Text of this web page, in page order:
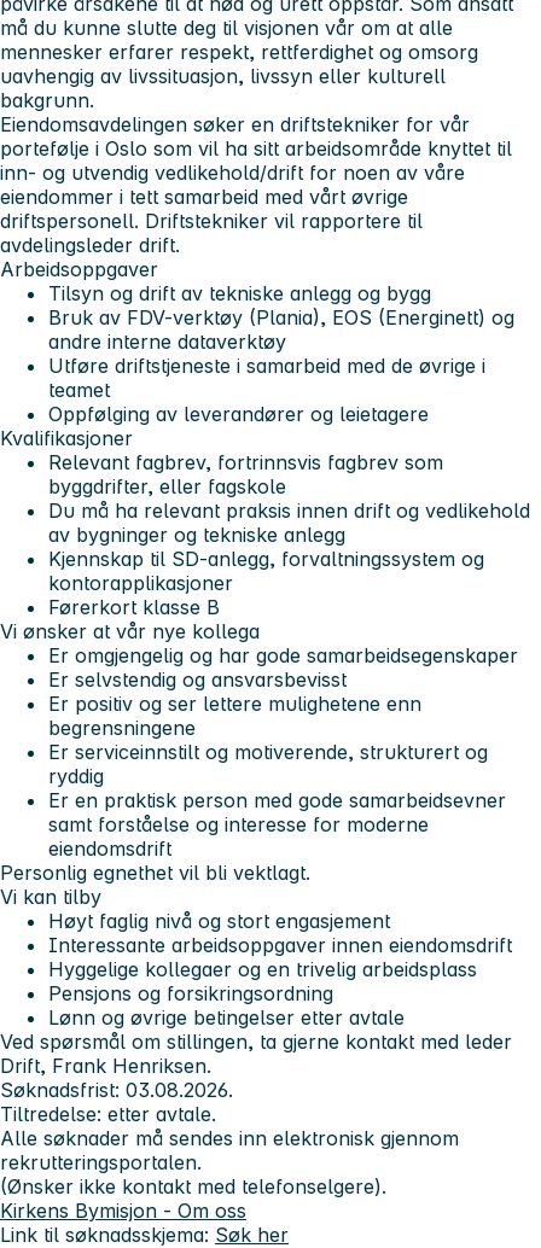
må du kunne slutte deg til visjonen vår om at alle
mennesker erfarer respekt, rettferdighet og omsorg
uavhengig av livssituasjon, livssyn eller kulturell
bakgrunn.
Eiendomsavdelingen søker en driftstekniker for vår
portefølje i Oslo som vil ha sitt arbeidsområde knyttet til
inn- og utvendig vedlikehold/drift for noen av våre
eiendommer i tett samarbeid med vårt øvrige
driftspersonell. Driftstekniker vil rapportere til
avdelingsleder drift.
Arbeidsoppgaver
Tilsyn og drift av tekniske anlegg og bygg
Bruk av FDV-verktøy (Plania), EOS (Energinett) og
andre interne dataverktøy
Utføre driftstjeneste i samarbeid med de øvrige i
teamet
Oppfølging av leverandører og leietagere
Kvalifikasjoner
Relevant fagbrev, fortrinnsvis fagbrev som
byggdrifter, eller fagskole
Du må ha relevant praksis innen drift og vedlikehold
av bygninger og tekniske anlegg
Kjennskap til SD-anlegg, forvaltningssystem og
kontorapplikasjoner
Førerkort klasse B
Vi ønsker at vår nye kollega
Er omgjengelig og har gode samarbeidsegenskaper
Er selvstendig og ansvarsbevisst
Er positiv og ser lettere mulighetene enn
begrensningene
Er serviceinnstilt og motiverende, strukturert og
ryddig
Er en praktisk person med gode samarbeidsevner
samt forståelse og interesse for moderne
eiendomsdrift
Personlig egnethet vil bli vektlagt.
Vi kan tilby
Høyt faglig nivå og stort engasjement
Interessante arbeidsoppgaver innen eiendomsdrift
Hyggelige kollegaer og en trivelig arbeidsplass
Pensjons og forsikringsordning
Lønn og øvrige betingelser etter avtale
Ved spørsmål om stillingen, ta gjerne kontakt med leder
Drift, Frank Henriksen.
Søknadsfrist: 03.08.2026.
Tiltredelse: etter avtale.
Alle søknader må sendes inn elektronisk gjennom
rekrutteringsportalen.
(Ønsker ikke kontakt med telefonselgere).
Kirkens Bymisjon - Om oss
Link til søknadsskjema: Søk her